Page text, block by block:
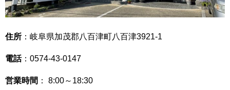
住所 ：岐阜県加茂郡八百津町八百津3921-1
電話：0574-43-0147
営業時間 ： 8:00～18:30